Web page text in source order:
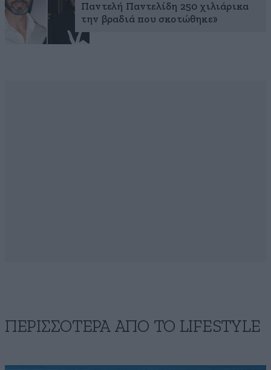
Παντελή Παντελίδη 250 χιλιάρικα
την βραδιά που σκοτώθηκε»
ΠΕΡΙΣΣΟΤΕΡΑ ΑΠΟ ΤΟ LIFESTYLE